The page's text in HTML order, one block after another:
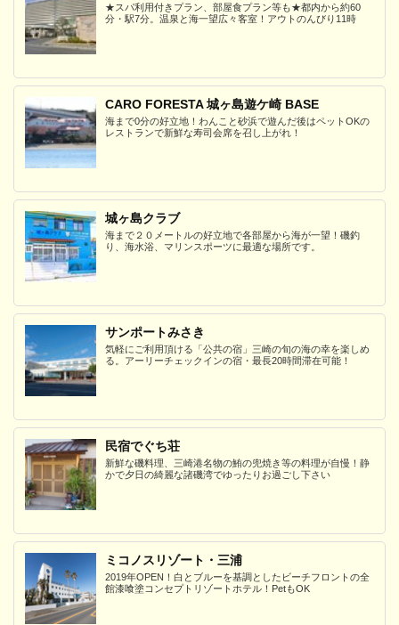
★スパ利用付きプラン、部屋食プラン等も★都内から約60
分・駅7分。温泉と海一望広々客室！アウトのんびり11時
CARO FORESTA 城ヶ島遊ケ崎 BASE
海まで0分の好立地！わんこと砂浜で遊んだ後はペットOKの
レストランで新鮮な寿司会席を召し上がれ！
城ヶ島クラブ
海まで２０メートルの好立地で各部屋から海が一望！磯釣
り、海水浴、マリンスポーツに最適な場所です。
サンポートみさき
気軽にご利用頂ける「公共の宿」三崎の旬の海の幸を楽しめ
る。アーリーチェックインの宿・最長20時間滞在可能！
民宿でぐち荘
新鮮な磯料理、三崎港名物の鮪の兜焼き等の料理が自慢！静
かで夕日の綺麗な諸磯湾でゆったりお過ごし下さい
ミコノスリゾート・三浦
2019年OPEN！白とブルーを基調としたビーチフロントの全
館漆喰塗コンセプトリゾートホテル！PetもOK